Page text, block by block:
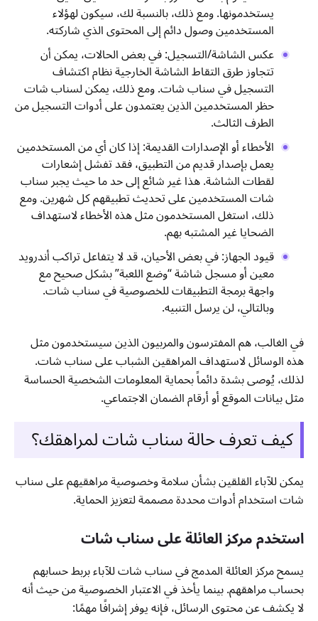
يستخدمونها. ومع ذلك، بالنسبة لك، سيكون لهؤلاء
المستخدمين وصول دائم إلى المحتوى الذي شاركته.
عكس الشاشة/التسجيل: في بعض الحالات، يمكن أن
تتجاوز طرق التقاط الشاشة الخارجية نظام اكتشاف
التسجيل في سناب شات. ومع ذلك، يمكن لسناب شات
حظر المستخدمين الذين يعتمدون على أدوات التسجيل من
الطرف الثالث.
الأخطاء أو الإصدارات القديمة: إذا كان أي من المستخدمين
يعمل بإصدار قديم من التطبيق، فقد تفشل إشعارات
لقطات الشاشة. هذا غير شائع إلى حد ما حيث يجبر سناب
شات المستخدمين على تحديث تطبيقهم كل شهرين. ومع
ذلك، استغل المستخدمون مثل هذه الأخطاء لاستهداف
الضحايا غير المشتبه بهم.
قيود الجهاز: في بعض الأحيان، قد لا يتفاعل تراكب أندرويد
معين أو مسجل شاشة “وضع اللعبة” بشكل صحيح مع
واجهة برمجة التطبيقات للخصوصية في سناب شات.
وبالتالي، لن يرسل التنبيه.
في الغالب، هم المفترسون والمربيون الذين سيستخدمون مثل
هذه الوسائل لاستهداف المراهقين الشباب على سناب شات.
لذلك، يُوصى بشدة دائماً بحماية المعلومات الشخصية الحساسة
مثل بيانات الموقع أو أرقام الضمان الاجتماعي.
كيف تعرف حالة سناب شات لمراهقك؟
يمكن للآباء القلقين بشأن سلامة وخصوصية مراهقيهم على سناب
شات استخدام أدوات محددة مصممة لتعزيز الحماية.
استخدم مركز العائلة على سناب شات
يسمح مركز العائلة المدمج في سناب شات للآباء بربط حسابهم
بحساب مراهقهم. بينما يأخذ في الاعتبار الخصوصية من حيث أنه
لا يكشف عن محتوى الرسائل، فإنه يوفر إشرافًا مهمًا: